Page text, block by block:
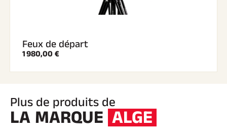
Feux de départ
1 980,00 €
Plus de produits de
LA MARQUE ALGE